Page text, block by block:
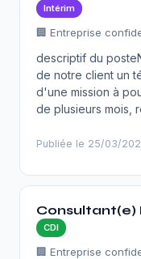
Intérim
🏢 Entreprise
descriptif du
de notre client un
d'une mission à
de plusieurs mois,
Publiée le 25/03/
CDI
🏢 Entreprise